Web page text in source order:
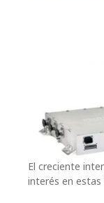
El creciente
interés en